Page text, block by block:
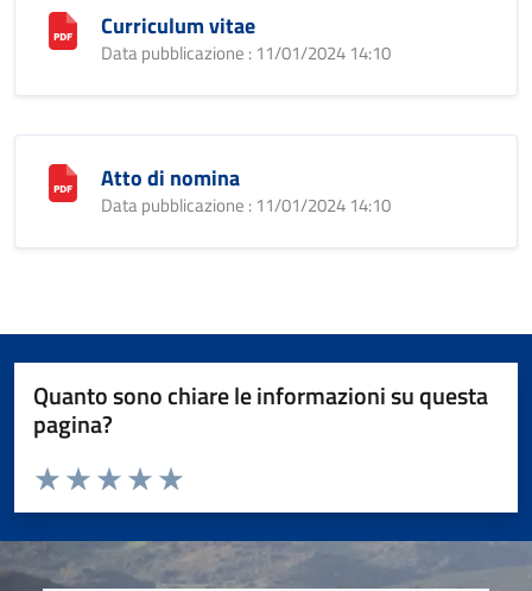
Curriculum vitae
Data pubblicazione : 11/01/2024 14:10
Atto di nomina
Data pubblicazione : 11/01/2024 14:10
Quanto sono chiare le informazioni su questa
pagina?
Valuta da 1 a 5 stelle la pagina
Valuta 5 stelle su 5
Valuta 4 stelle su 5
Valuta 3 stelle su 5
Valuta 2 stelle su 5
Valuta 1 stelle su 5